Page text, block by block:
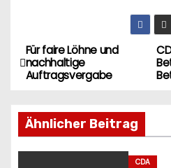
B
e
i
t
Für faire Löhne und
nachhaltige
Auftragsvergabe
Ähnlicher Beitrag
CDA